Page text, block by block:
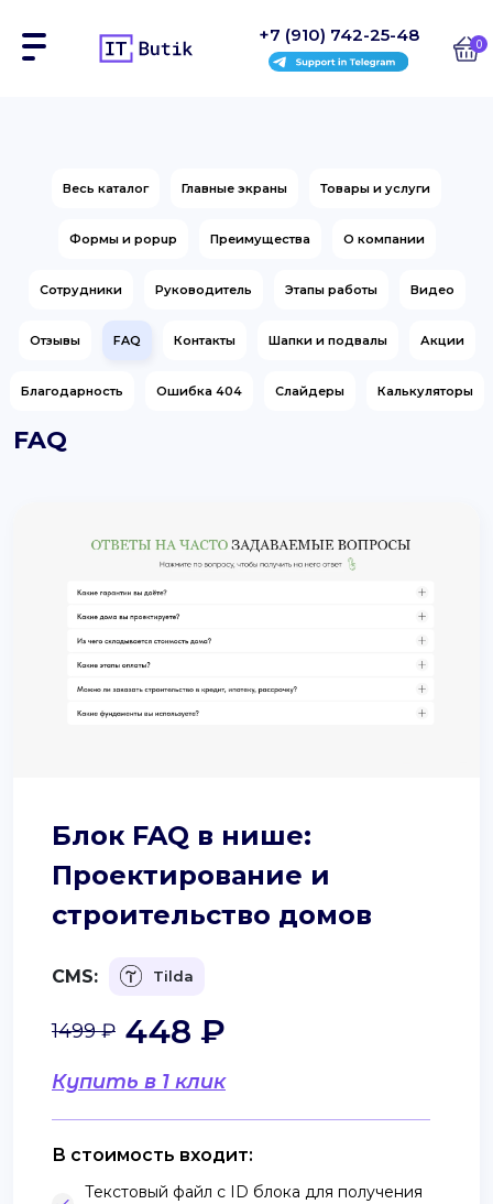
+7 (910) 742-25-48 0
Весь каталог Главные экраны Товары и услуги
Формы и popup Преимущества О компании
Сотрудники Руководитель Этапы работы Видео
Отзывы FAQ Контакты Шапки и подвалы Акции
Благодарность Ошибка 404 Слайдеры Калькуляторы
FAQ
Блок FAQ в нише:
Проектирование и
строительство домов
CMS: Tilda
Купить в 1 клик
1499 ₽ 448 ₽
В стоимость входит:
Текстовый файл с ID блока для получения